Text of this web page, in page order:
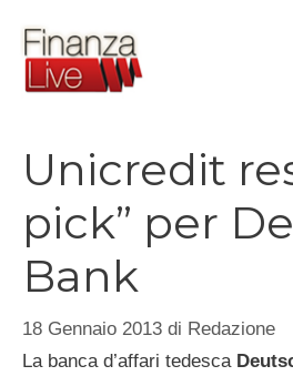
contenuto
Unicredit
pick” per
Bank
18 Gennaio 2013 di Redazione
La banca d’affari tedesca